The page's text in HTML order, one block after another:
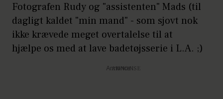
Fotografen Rudy og "assistenten" Mads (til
dagligt kaldet "min mand" - som sjovt nok
ikke krævede meget overtalelse til at
hjælpe os med at lave badetøjsserie i L.A. ;)
Annonce